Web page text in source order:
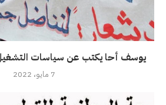
يوسف أحا يكتب عن سياسات
7 مايو، 2022